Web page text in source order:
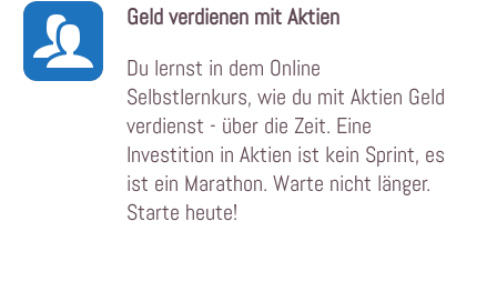
Geld verdienen mit Aktien
Du lernst in dem Online
Selbstlernkurs, wie du mit Aktien Geld
verdienst - über die Zeit. Eine
Investition in Aktien ist kein Sprint, es
ist ein Marathon. Warte nicht länger.
Starte heute!